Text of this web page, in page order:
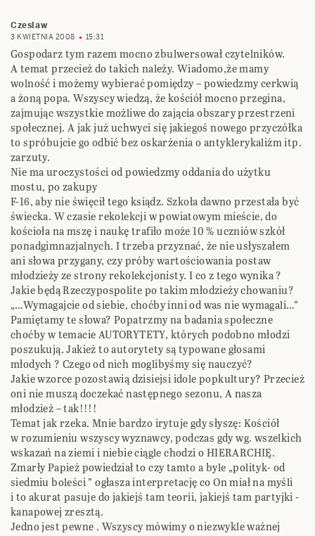
Czeslaw
3 KWIETNIA 2008 15:31
Gospodarz tym razem mocno zbulwersował czytelników.
A temat przecież do takich należy. Wiadomo,że mamy
wolność i możemy wybierać pomiędzy – powiedzmy cerkwią
a żoną popa. Wszyscy wiedzą, że kościół mocno przegina,
zajmując wszystkie możliwe do zającia obszary przestrzeni
społecznej. A jak już uchwyci się jakiegoś nowego przyczółka
to spróbujcie go odbić bez oskarżenia o antyklerykaliżm itp.
zarzuty.
Nie ma uroczystości od powiedzmy oddania do użytku
mostu, po zakupy
F-16, aby nie święcił tego ksiądz. Szkoła dawno przestała być
świecka. W czasie rekolekcji w powiatowym mieście, do
kościoła na mszę i naukę trafiło może 10 % uczniów szkół
ponadgimnazjalnych. I trzeba przyznać, że nie usłyszałem
ani słowa przygany, czy próby wartościowania postaw
młodzieży ze strony rekolekcjonisty. I co z tego wynika ?
Jakie będą Rzeczypospolite po takim młodzieży chowaniu?
„…Wymagajcie od siebie, choćby inni od was nie wymagali…”
Pamiętamy te słowa? Popatrzmy na badania społeczne
choćby w temacie AUTORYTETY, których podobno młodzi
poszukują. Jakież to autorytety są typowane głosami
młodych ? Czego od nich moglibyśmy się nauczyć?
Jakie wzorce pozostawią dzisiejsi idole popkultury? Przecież
oni nie muszą doczekać następnego sezonu, A nasza
młodzież – tak!!!!
Temat jak rzeka. Mnie bardzo irytuje gdy słyszę: Kościół
w rozumieniu wszyscy wyznawcy, podczas gdy wg. wszelkich
wskazań na ziemi i niebie ciągle chodzi o HIERARCHIĘ.
Zmarły Papież powiedział to czy tamto a byle „polityk- od
siedmiu boleści ” ogłasza interpretację co On miał na myśli
i to akurat pasuje do jakiejś tam teorii, jakiejś tam partyjki -
kanapowej zresztą.
Jedno jest pewne . Wszyscy mówimy o niezwykle ważnej